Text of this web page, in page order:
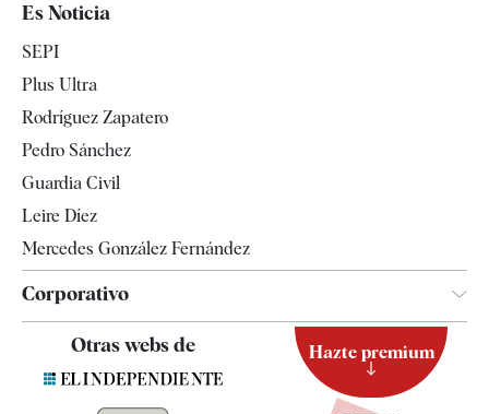
Televisión
Es Noticia
SEPI
Plus Ultra
Rodríguez Zapatero
Pedro Sánchez
Guardia Civil
Leire Díez
Mercedes González Fernández
Corporativo
Contacto
Otras webs de Hazte premium